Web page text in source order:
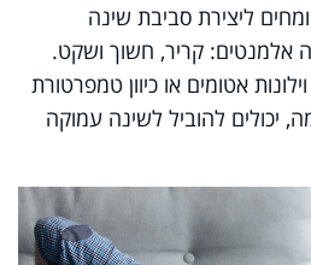
ליצירת סביבת שינה
אלמנטים: קריר, חשוך ושקט.
אטומים או כיוון טמפרטורת
יכולים להוביל לשינה עמוקה